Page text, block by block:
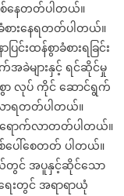
စ်နေတတ်ပါတယ်။
ခံစားနေရတတ်ပါတယ်။
င်းထန်စွာခံစားရခြင်း
ခဲများနှင့် ရင်ဆိုင်မှု
စွာ လုပ် ကိုင် ဆောင်ရွက်
လာရတတ်ပါတယ်။
ရောက်လာတတ်ပါတယ်။
ြစ်ပေါ်စေတတ် ပါတယ်။
ယ်တွင် အပူနှင့်ဆိုင်သော
ရေးတွင် အရာရာယုံ